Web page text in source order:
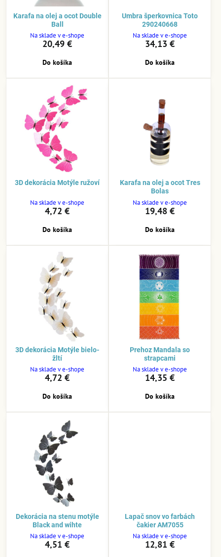
Karafa na olej a ocot Double
Ball
Na sklade v e-shope
20,49 €
Do košíka
Umbra šperkovnica Toto
290240668
Na sklade v e-shope
34,13 €
Do košíka
3D dekorácia Motýle ružoví
Na sklade v e-shope
4,72 €
Do košíka
Karafa na olej a ocot Tres
Bolas
Na sklade v e-shope
19,48 €
Do košíka
3D dekorácia Motýle bielo-
žltí
Na sklade v e-shope
4,72 €
Do košíka
Prehoz Mandala so
strapcami
Na sklade v e-shope
14,35 €
Do košíka
Dekorácia na stenu motýle
Black and wihte
Na sklade v e-shope
4,51 €
Lapač snov vo farbách
čakier AM7055
Na sklade v e-shope
12,81 €